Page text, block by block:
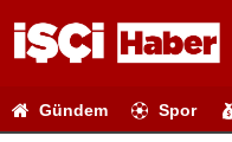
Gündem Spor